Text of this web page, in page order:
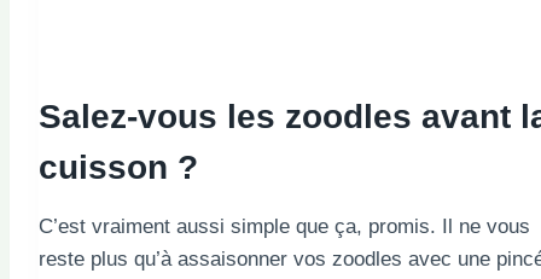
Salez-vous les zoodles avant
cuisson ?
C’est vraiment aussi simple que ça, promis. Il ne vous
reste plus qu’à assaisonner vos zoodles avec une